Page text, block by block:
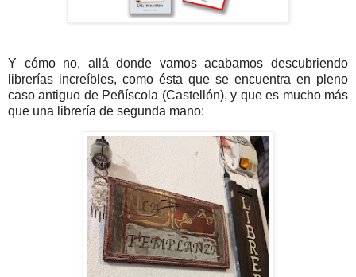
Y cómo no, allá donde vamos acabamos descubriendo
librerías increíbles, como ésta que se encuentra en pleno
caso antiguo de Peñíscola (Castellón), y que es mucho más
que una librería de segunda mano: